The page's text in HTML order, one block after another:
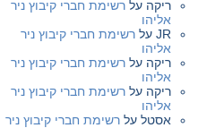
ריקה על רשימת חברי קיבוץ ניר
אליהו
JR על רשימת חברי קיבוץ ניר
אליהו
ריקה על רשימת חברי קיבוץ ניר
אליהו
ריקה על רשימת חברי קיבוץ ניר
אליהו
אסטל על רשימת חברי קיבוץ ניר